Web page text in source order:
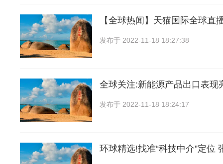
【全球热闻】天猫国际全球直
发布于 2022-11-18 18:27:38
全球关注:新能源产品出口表现
发布于 2022-11-18 18:24:17
环球精选!找准“科技中介”定位